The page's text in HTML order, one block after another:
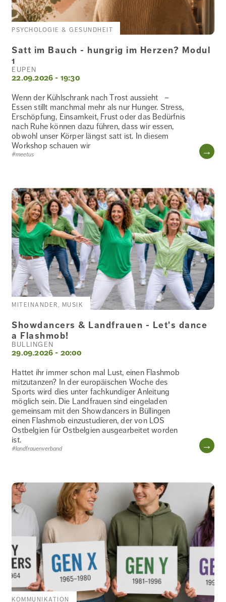
PSYCHOLOGIE & GESUNDHEIT
EUPEN
22.09.2026 - 19:30
Satt im Bauch - hungrig im Herzen? Modul
1
Wenn der Kühlschrank nach Trost aussieht –
Essen stillt manchmal mehr als nur Hunger. Stress,
Erschöpfung, Einsamkeit, Frust oder das Bedürfnis
nach Ruhe können dazu führen, dass wir essen,
obwohl unser Körper längst satt ist. In diesem
Workshop schauen wir
#meetus
MITEINANDER, MUSIK
BÜLLINGEN
29.09.2026 - 20:00
Showdancers & Landfrauen - Let's dance
a Flashmob!
Hattet ihr immer schon mal Lust, einen Flashmob
mitzutanzen? In der europäischen Woche des
Sports wird dies unter fachkundiger Anleitung
möglich sein. Die Landfrauen sind eingeladen
gemeinsam mit den Showdancers in Büllingen
einen Flashmob einzustudieren, der von LOS
Ostbelgien für Ostbelgien ausgearbeitet worden
ist.
#landfrauenverband
KOMMUNIKATION